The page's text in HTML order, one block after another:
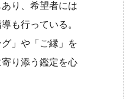
り、希望者には
も行っている。
」や「ご縁」を
り添う鑑定を心